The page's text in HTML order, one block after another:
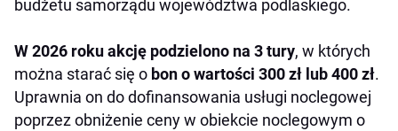
budżetu samorządu województwa podlaskiego.
W 2026 roku akcję podzielono na 3 tury, w których
można starać się o bon o wartości 300 zł lub 400 zł.
Uprawnia on do dofinansowania usługi noclegowej
poprzez obniżenie ceny w obiekcie noclegowym o